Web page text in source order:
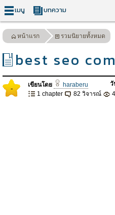
เมนู บทความ
หน้าแรก รวมนิยายทั้งหมด
best seo
- เขียนโดย haraberu วั
1 chapter
82 วิจารณ์